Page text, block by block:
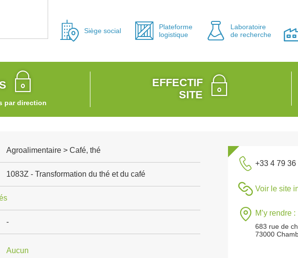
Siège social
Plateforme
logistique
Laboratoire
de recherche
par direction
EFFECTIF
SITE
Agroalimentaire > Café, thé
1083Z - Transformation du thé et du café
-
Aucun
+33 4 79 36
Voir le site
M’y rendre :
683 rue de
73000